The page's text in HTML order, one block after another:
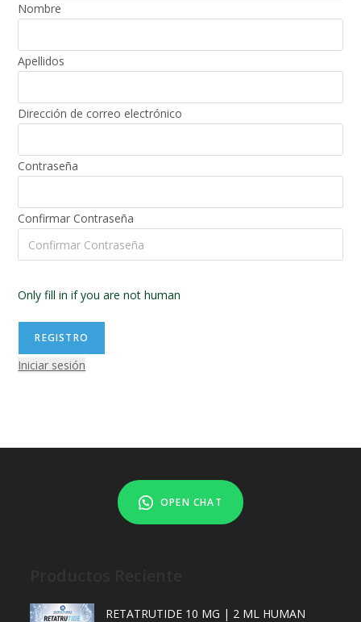
Nombre
Apellidos
Dirección de correo electrónico
Contraseña
Confirmar Contraseña
Only fill in if you are not human
Iniciar sesión
OPEN CHAT
RETATRUTIDE 10 MG | 2 ML HUMAN